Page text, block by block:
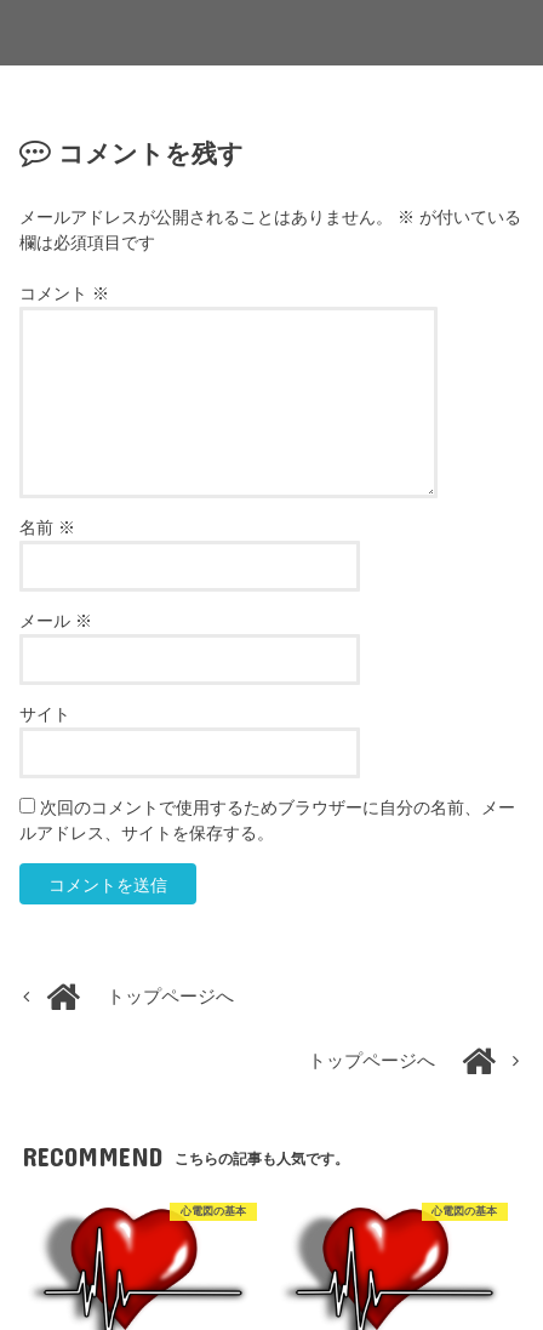
コメントを残す
メールアドレスが公開されることはありません。 ※ が付いている
欄は必須項目です
コメント ※
名前 ※
メール ※
サイト
次回のコメントで使用するためブラウザーに自分の名前、メー
ルアドレス、サイトを保存する。
トップページへ
トップページへ
RECOMMEND こちらの記事も人気です。
心電図の基本 心電図の基本